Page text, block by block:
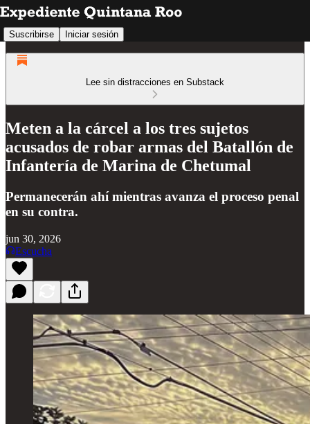
Suscribirse Iniciar sesión
Lee sin distracciones en Substack
Meten a la cárcel a los tres sujetos
acusados de robar armas del Batallón de
Infantería de Marina de Chetumal
Permanecerán ahí mientras avanza el proceso penal
en su contra.
jun 30, 2026
Escucha